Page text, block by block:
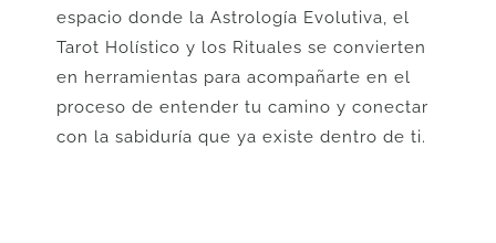
espacio donde la Astrología Evolutiva, el
Tarot Holístico y los Rituales se convierten
en herramientas para acompañarte en el
proceso de entender tu camino y conectar
con la sabiduría que ya existe dentro de ti.